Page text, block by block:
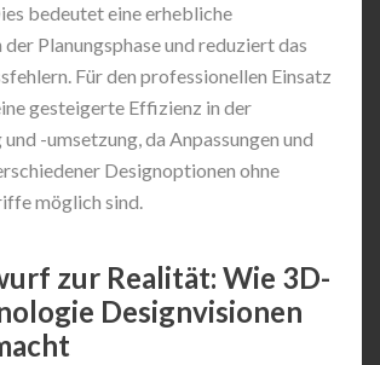
bedeutet eine erhebliche
Planungsphase und reduziert das
Für den professionellen Einsatz
gesteigerte Effizienz in der
-umsetzung, da Anpassungen und
Designoptionen ohne
möglich sind.
zur Realität: Wie 3D-
Designvisionen